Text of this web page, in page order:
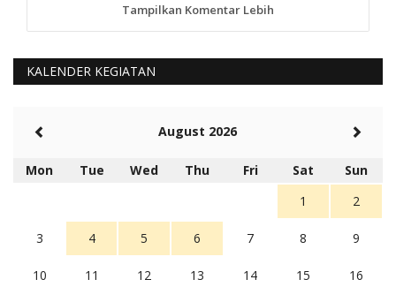
anggy (anakkaos@gmail.com)
Kami perantu bisa baca langsung terkait Pilkada Sumba
5 tahun Yang lalu
Rambu (rambu03@gmail.com)
Berita Polres Sumba Barat Mantap
5 tahun Yang lalu
Balas
16
Tampilkan Komentar Lebih
KALENDER KEGIATAN
August 2026
Mon Tue Wed Thu Fri Sat
Sun
1
2
3 4 5 6 7 8 9
10 11 12 13 14 15 16